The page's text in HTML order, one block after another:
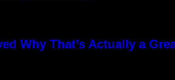
Why That’s Actually a